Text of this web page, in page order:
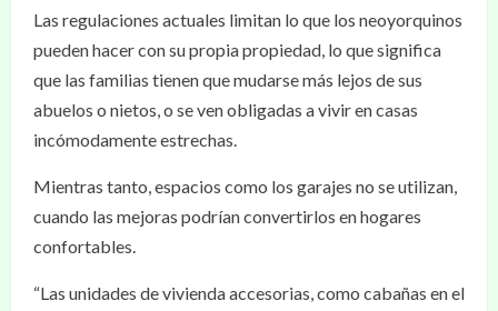
Las regulaciones actuales limitan lo que los neoyorquinos
pueden hacer con su propia propiedad, lo que significa
que las familias tienen que mudarse más lejos de sus
abuelos o nietos, o se ven obligadas a vivir en casas
incómodamente estrechas.
Mientras tanto, espacios como los garajes no se utilizan,
cuando las mejoras podrían convertirlos en hogares
confortables.
“Las unidades de vivienda accesorias, como cabañas en el